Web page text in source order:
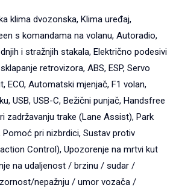
klima dvozonska, Klima uređaj,
s komandama na volanu, Autoradio,
i stražnjih stakala, Električno podesivi
retrovizora, ABS, ESP, Servo
ECO, Automatski mjenjač, F1 volan,
USB, USB-C, Bežični punjač, Handsfree
zadržavanju trake (Lane Assist), Park
pri nizbrdici, Sustav protiv
Control), Upozorenje na mrtvi kut
na udaljenost / brzinu / sudar /
nepažnju / umor vozača /